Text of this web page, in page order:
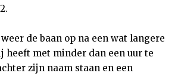
de baan op na een wat langere
heeft met minder dan een uur te
zijn naam staan en een